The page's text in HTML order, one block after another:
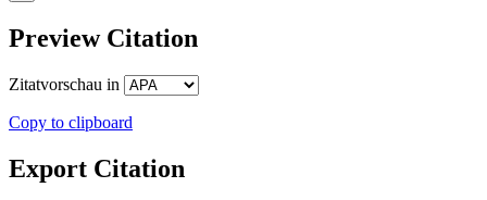
Preview Citation
Zitatvorschau in
Copy to clipboard
Export Citation